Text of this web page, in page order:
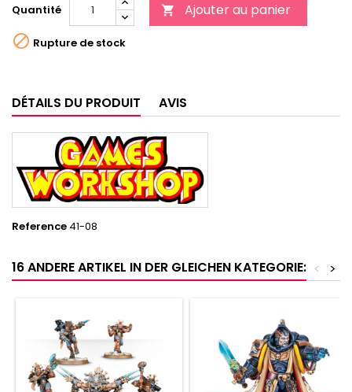
Quantité  Ajouter au panier
 Rupture de stock
DÉTAILS DU PRODUIT AVIS
Reference 41-08
16 ANDERE ARTIKEL IN DER GLEICHEN KATEGORIE: >
<